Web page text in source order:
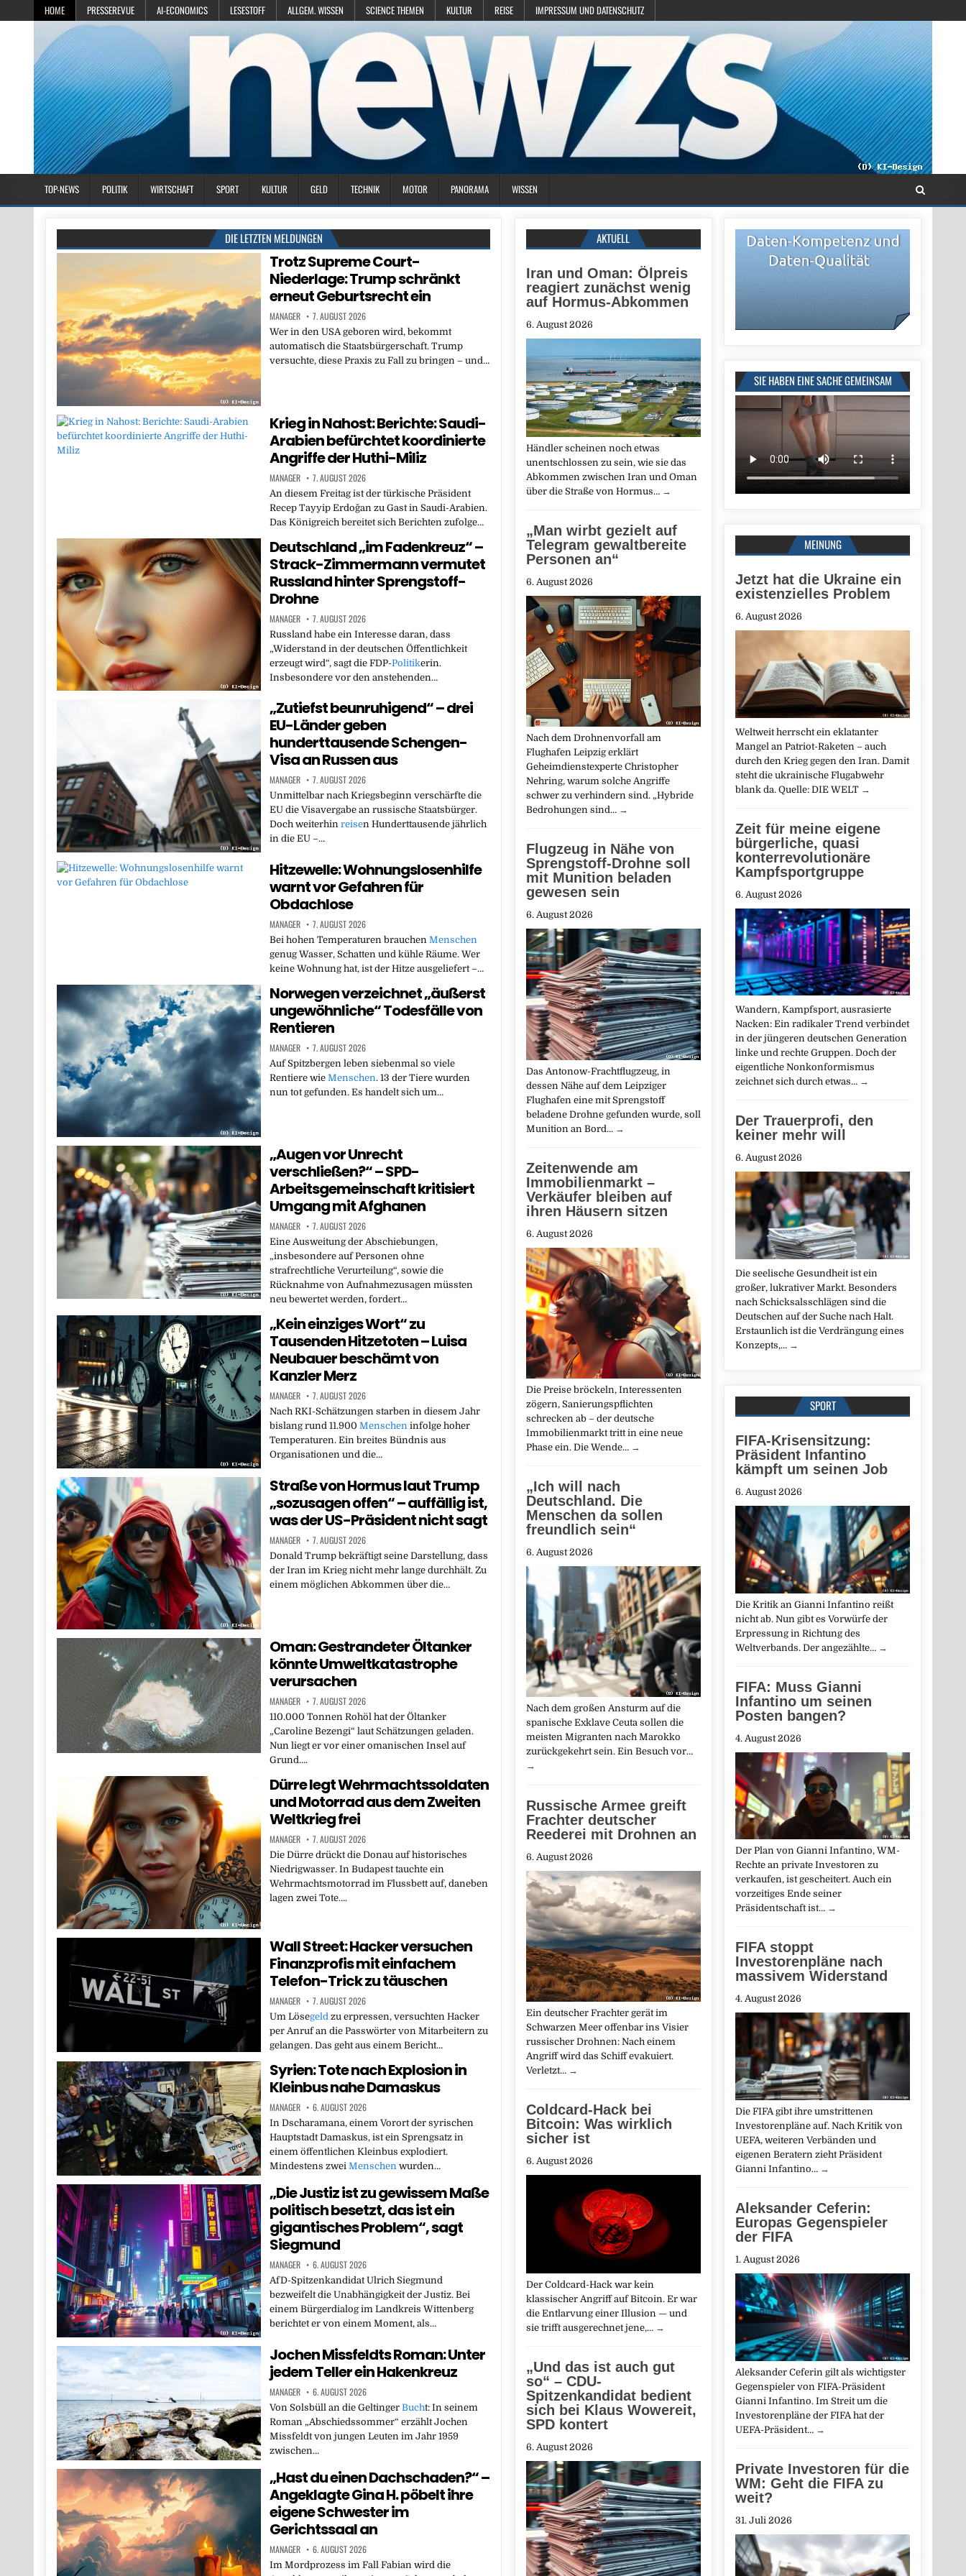
HOME PRESSEREVUE AI-ECONOMICS LESESTOFF ALLGEM. WISSEN SCIENCE THEMEN KULTUR REISE IMPRESSUM UND DATENSCHUTZ
TOP-NEWS POLITIK WIRTSCHAFT SPORT KULTUR GELD TECHNIK MOTOR PANORAMA WISSEN
DIE LETZTEN MELDUNGEN
Trotz Supreme Court-
Niederlage: Trump schränkt
erneut Geburtsrecht ein
MANAGER 7. AUGUST 2026
Wer in den USA geboren wird, bekommt
automatisch die Staatsbürgerschaft. Trump
versuchte, diese Praxis zu Fall zu bringen – und…
Krieg in Nahost: Berichte: Saudi-
Arabien befürchtet koordinierte
Angriffe der Huthi-Miliz
MANAGER 7. AUGUST 2026
An diesem Freitag ist der türkische Präsident
Recep Tayyip Erdoğan zu Gast in Saudi-Arabien.
Das Königreich bereitet sich Berichten zufolge…
Deutschland „im Fadenkreuz“ –
Strack-Zimmermann vermutet
Russland hinter Sprengstoff-
Drohne
MANAGER 7. AUGUST 2026
Russland habe ein Interesse daran, dass
„Widerstand in der deutschen Öffentlichkeit
erzeugt wird“, sagt die FDP-Politikerin.
Insbesondere vor den anstehenden…
„Zutiefst beunruhigend“ – drei
EU-Länder geben
hunderttausende Schengen-
Visa an Russen aus
MANAGER 7. AUGUST 2026
Unmittelbar nach Kriegsbeginn verschärfte die
EU die Visavergabe an russische Staatsbürger.
Doch weiterhin reisen Hunderttausende jährlich
in die EU –…
Hitzewelle: Wohnungslosenhilfe
warnt vor Gefahren für
Obdachlose
MANAGER 7. AUGUST 2026
Bei hohen Temperaturen brauchen Menschen
genug Wasser, Schatten und kühle Räume. Wer
keine Wohnung hat, ist der Hitze ausgeliefert –…
Norwegen verzeichnet „äußerst
ungewöhnliche“ Todesfälle von
Rentieren
MANAGER 7. AUGUST 2026
Auf Spitzbergen leben siebenmal so viele
Rentiere wie Menschen. 13 der Tiere wurden
nun tot gefunden. Es handelt sich um…
„Augen vor Unrecht
verschließen?“ – SPD-
Arbeitsgemeinschaft kritisiert
Umgang mit Afghanen
MANAGER 7. AUGUST 2026
Eine Ausweitung der Abschiebungen,
„insbesondere auf Personen ohne
strafrechtliche Verurteilung“, sowie die
Rücknahme von Aufnahmezusagen müssten
neu bewertet werden, fordert…
„Kein einziges Wort“ zu
Tausenden Hitzetoten – Luisa
Neubauer beschämt von
Kanzler Merz
MANAGER 7. AUGUST 2026
Nach RKI-Schätzungen starben in diesem Jahr
bislang rund 11.900 Menscheninfolge hoher
Temperaturen. Ein breites Bündnis aus
Organisationen und die…
Straße von Hormus laut Trump
„sozusagen offen“ – auffällig ist,
was der US-Präsident nicht sagt
MANAGER 7. AUGUST 2026
Donald Trump bekräftigt seine Darstellung, dass
der Iran im Krieg nicht mehr lange durchhält. Zu
einem möglichen Abkommen über die…
Oman: Gestrandeter Öltanker
könnte Umweltkatastrophe
verursachen
MANAGER 7. AUGUST 2026
110.000 Tonnen Rohöl hat der Öltanker
„Caroline Bezengi“ laut Schätzungen geladen.
Nun liegt er vor einer omanischen Insel auf
Grund….
Dürre legt Wehrmachtssoldaten
und Motorrad aus dem Zweiten
Weltkrieg frei
MANAGER 7. AUGUST 2026
Die Dürre drückt die Donau auf historisches
Niedrigwasser. In Budapest tauchte ein
Wehrmachtsmotorrad im Flussbett auf, daneben
lagen zwei Tote….
Wall Street: Hacker versuchen
Finanzprofis mit einfachem
Telefon-Trick zu täuschen
MANAGER 7. AUGUST 2026
Um Lösegeld zu erpressen, versuchten Hacker
per Anruf an die Passwörter von Mitarbeitern zu
gelangen. Das geht aus einem Bericht…
Syrien: Tote nach Explosion in
Kleinbus nahe Damaskus
MANAGER 6. AUGUST 2026
In Dscharamana, einem Vorort der syrischen
Hauptstadt Damaskus, ist ein Sprengsatz in
einem öffentlichen Kleinbus explodiert.
Mindestens zwei Menschen wurden…
„Die Justiz ist zu gewissem Maße
politisch besetzt, das ist ein
gigantisches Problem“, sagt
Siegmund
MANAGER 6. AUGUST 2026
AfD-Spitzenkandidat Ulrich Siegmund
bezweifelt die Unabhängigkeit der Justiz. Bei
einem Bürgerdialog im Landkreis Wittenberg
berichtet er von einem Moment, als…
Jochen Missfeldts Roman: Unter
jedem Teller ein Hakenkreuz
MANAGER 6. AUGUST 2026
Von Solsbüll an die Geltinger Bucht: In seinem
Roman „Abschiedssommer“ erzählt Jochen
Missfeldt von jungen Leuten im Jahr 1959
zwischen…
„Hast du einen Dachschaden?“ –
Angeklagte Gina H. pöbelt ihre
eigene Schwester im
Gerichtssaal an
MANAGER 6. AUGUST 2026
Im Mordprozess im Fall Fabian wird die
SIE HABEN EINE SACHE GEMEINSAM
MEINUNG
Jetzt hat die Ukraine ein
existenzielles Problem
6. August 2026
Weltweit herrscht ein eklatanter
Mangel an Patriot-Raketen – auch
durch den Krieg gegen den Iran. Damit
steht die ukrainische Flugabwehr
blank da. Quelle: DIE WELT →
Zeit für meine eigene
bürgerliche, quasi
konterrevolutionäre
Kampfsportgruppe
6. August 2026
Wandern, Kampfsport, ausrasierte
Nacken: Ein radikaler Trend verbindet
in der jüngeren deutschen Generation
linke und rechte Gruppen. Doch der
eigentliche Nonkonformismus
zeichnet sich durch etwas… →
Der Trauerprofi, den
keiner mehr will
6. August 2026
Die seelische Gesundheit ist ein
großer, lukrativer Markt. Besonders
nach Schicksalsschlägen sind die
Deutschen auf der Suche nach Halt.
Erstaunlich ist die Verdrängung eines
Konzepts,… →
SPORT
FIFA-Krisensitzung:
Präsident Infantino
kämpft um seinen Job
6. August 2026
Die Kritik an Gianni Infantino reißt
nicht ab. Nun gibt es Vorwürfe der
Erpressung in Richtung des
Weltverbands. Der angezählte… →
FIFA: Muss Gianni
Infantino um seinen
Posten bangen?
4. August 2026
Der Plan von Gianni Infantino, WM-
Rechte an private Investoren zu
verkaufen, ist gescheitert. Auch ein
vorzeitiges Ende seiner
Präsidentschaft ist… →
FIFA stoppt
Investorenpläne nach
massivem Widerstand
4. August 2026
Die FIFA gibt ihre umstrittenen
Investorenpläne auf. Nach Kritik von
UEFA, weiteren Verbänden und
eigenen Beratern zieht Präsident
Gianni Infantino… →
Aleksander Ceferin:
Europas Gegenspieler
der FIFA
1. August 2026
Aleksander Ceferin gilt als wichtigster
Gegenspieler von FIFA-Präsident
Gianni Infantino. Im Streit um die
Investorenpläne der FIFA hat der
UEFA-Präsident… →
Private Investoren für die
WM: Geht die FIFA zu
weit?
31. Juli 2026
AKTUELL
Iran und Oman: Ölpreis
reagiert zunächst wenig
auf Hormus-Abkommen
6. August 2026
Händler scheinen noch etwas
unentschlossen zu sein, wie sie das
Abkommen zwischen Iran und Oman
über die Straße von Hormus… →
„Man wirbt gezielt auf
Telegram gewaltbereite
Personen an“
6. August 2026
Nach dem Drohnenvorfall am
Flughafen Leipzig erklärt
Geheimdienstexperte Christopher
Nehring, warum solche Angriffe
schwer zu verhindern sind. „Hybride
Bedrohungen sind… →
Flugzeug in Nähe von
Sprengstoff-Drohne soll
mit Munition beladen
gewesen sein
6. August 2026
Das Antonow-Frachtflugzeug, in
dessen Nähe auf dem Leipziger
Flughafen eine mit Sprengstoff
beladene Drohne gefunden wurde, soll
Munition an Bord… →
Zeitenwende am
Immobilienmarkt –
Verkäufer bleiben auf
ihren Häusern sitzen
6. August 2026
Die Preise bröckeln, Interessenten
zögern, Sanierungspflichten
schrecken ab – der deutsche
Immobilienmarkt tritt in eine neue
Phase ein. Die Wende… →
„Ich will nach
Deutschland. Die
Menschen da sollen
freundlich sein“
6. August 2026
Nach dem großen Ansturm auf die
spanische Exklave Ceuta sollen die
meisten Migranten nach Marokko
zurückgekehrt sein. Ein Besuch vor…
→
Russische Armee greift
Frachter deutscher
Reederei mit Drohnen an
6. August 2026
Ein deutscher Frachter gerät im
Schwarzen Meer offenbar ins Visier
russischer Drohnen: Nach einem
Angriff wird das Schiff evakuiert.
Verletzt… →
Coldcard-Hack bei
Bitcoin: Was wirklich
sicher ist
6. August 2026
Der Coldcard-Hack war kein
klassischer Angriff auf Bitcoin. Er war
die Entlarvung einer Illusion — und
sie trifft ausgerechnet jene,… →
„Und das ist auch gut
so“ – CDU-
Spitzenkandidat bedient
sich bei Klaus Wowereit,
SPD kontert
6. August 2026